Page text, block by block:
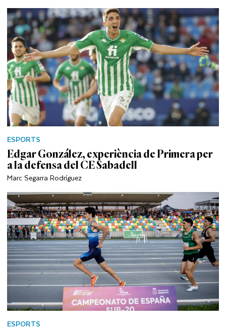
ESPORTS
Edgar González, experiència de Primera per
a la defensa del CE Sabadell
Marc Segarra Rodríguez
ESPORTS